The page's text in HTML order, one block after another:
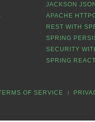
JACKSON
APACHE
REST WITH
SPRING
SECURITY
SPRING
OF SERVICE